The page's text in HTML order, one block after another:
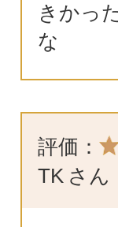
きかっ
な
評価：
TK さん